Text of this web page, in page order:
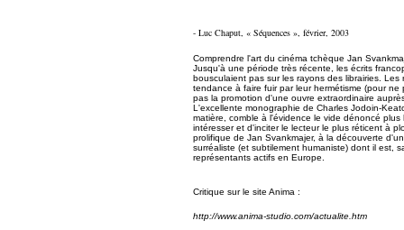
- Luc Chaput, « Séquences », février, 2003
Comprendre l'art du cinéma tchèque Jan
Jusqu'à une période très récente, les écrits
bousculaient pas sur les rayons des librairies.
tendance à faire fuir par leur hermétisme (pour ne
pas la promotion d'une ouvre extraordinaire
L'excellente monographie de Charles Jodoin-
matière, comble à l'évidence le vide dénoncé
intéresser et d'inciter le lecteur le plus réticent à
prolifique de Jan Svankmajer, à la découverte
surréaliste (et subtilement humaniste) dont il est,
représentants actifs en Europe.
Critique sur le site Anima :
http://www.anima-studio.com/actualite.htm